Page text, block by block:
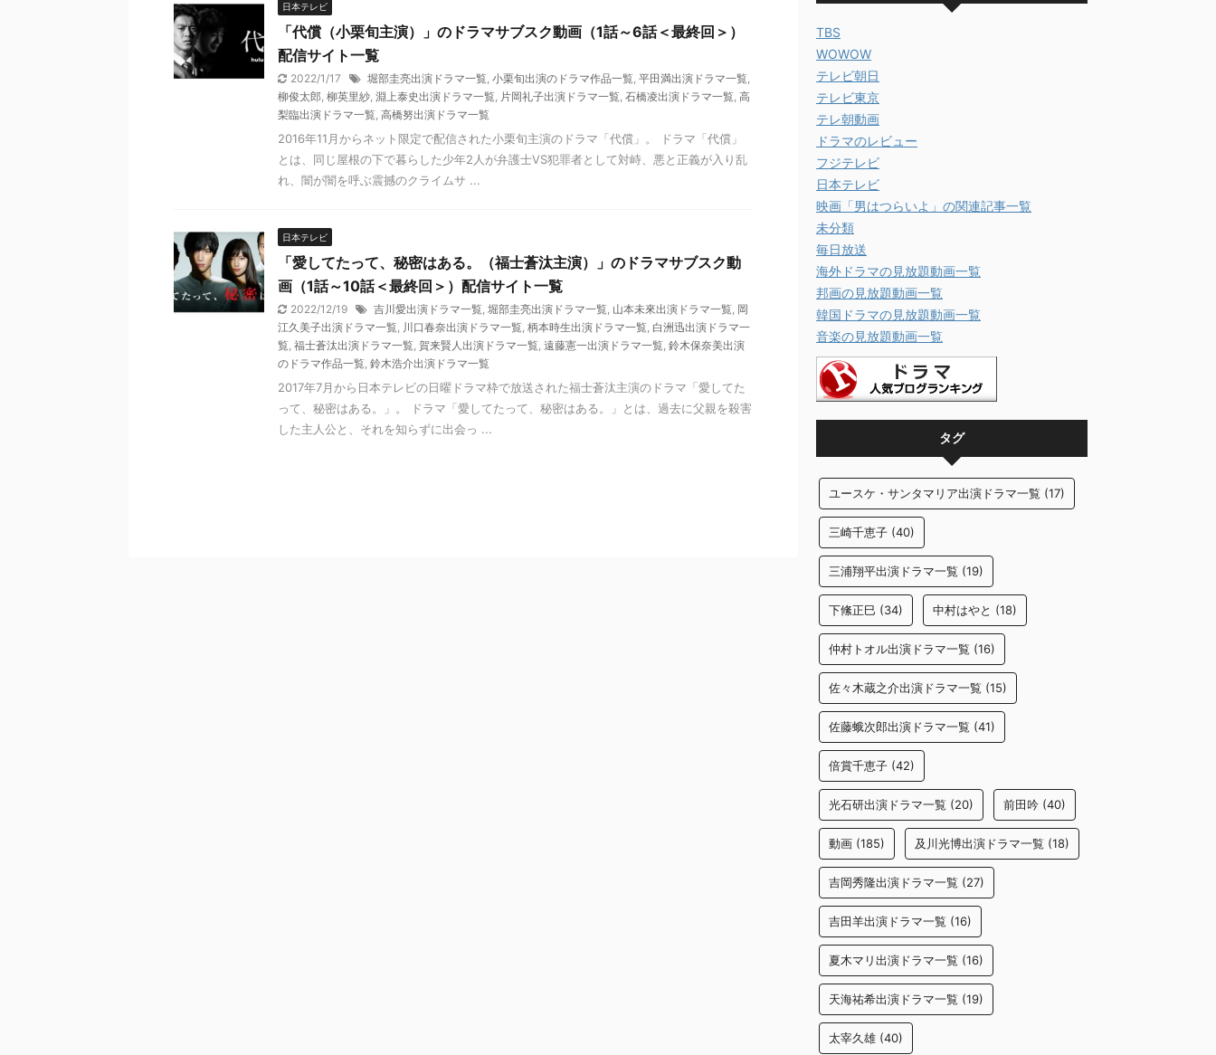
日本テレビ
「代償（小栗旬主演）」のドラマサブスク動画（1話～6話＜最終回＞）
配信サイト一覧
2022/1/17 堀部圭亮出演ドラマ一覧, 小栗旬出演のドラマ作品一覧, 平田満出演ドラマ一覧,
柳俊太郎, 柳英里紗, 淵上泰史出演ドラマ一覧, 片岡礼子出演ドラマ一覧, 石橋凌出演ドラマ一覧, 高
梨臨出演ドラマ一覧, 高橋努出演ドラマ一覧
2016年11月からネット限定で配信された小栗旬主演のドラマ「代償」。 ドラマ「代償」
とは、同じ屋根の下で暮らした少年2人が弁護士VS犯罪者として対峙、悪と正義が入り乱
れ、闇が闇を呼ぶ震撼のクライムサ ...
日本テレビ
「愛してたって、秘密はある。（福士蒼汰主演）」のドラマサブスク動
画（1話～10話＜最終回＞）配信サイト一覧
2022/12/19 吉川愛出演ドラマ一覧, 堀部圭亮出演ドラマ一覧, 山本未來出演ドラマ一覧, 岡
江久美子出演ドラマ一覧, 川口春奈出演ドラマ一覧, 柄本時生出演ドラマ一覧, 白洲迅出演ドラマ一
覧, 福士蒼汰出演ドラマ一覧, 賀来賢人出演ドラマ一覧, 遠藤憲一出演ドラマ一覧, 鈴木保奈美出演
のドラマ作品一覧, 鈴木浩介出演ドラマ一覧
2017年7月から日本テレビの日曜ドラマ枠で放送された福士蒼汰主演のドラマ「愛してた
って、秘密はある。」。 ドラマ「愛してたって、秘密はある。」とは、過去に父親を殺害
した主人公と、それを知らずに出会っ ...
TBS
WOWOW
テレビ朝日
テレビ東京
テレ朝動画
ドラマのレビュー
フジテレビ
日本テレビ
映画「男はつらいよ」の関連記事一覧
未分類
毎日放送
海外ドラマの見放題動画一覧
邦画の見放題動画一覧
韓国ドラマの見放題動画一覧
音楽の見放題動画一覧
タグ
ユースケ・サンタマリア出演ドラマ一覧 (17)
三崎千恵子 (40)
三浦翔平出演ドラマ一覧 (19)
下絛正巳 (34) 中村はやと (18)
仲村トオル出演ドラマ一覧 (16)
佐々木蔵之介出演ドラマ一覧 (15)
佐藤蛾次郎出演ドラマ一覧 (41)
倍賞千恵子 (42)
光石研出演ドラマ一覧 (20) 前田吟 (40)
動画 (185) 及川光博出演ドラマ一覧 (18)
吉岡秀隆出演ドラマ一覧 (27)
吉田羊出演ドラマ一覧 (16)
夏木マリ出演ドラマ一覧 (16)
天海祐希出演ドラマ一覧 (19)
太宰久雄 (40)